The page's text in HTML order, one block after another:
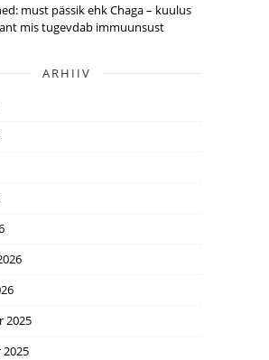
must pässik ehk Chaga – kuulus
mis tugevdab immuunsust
ARHIIV
2025